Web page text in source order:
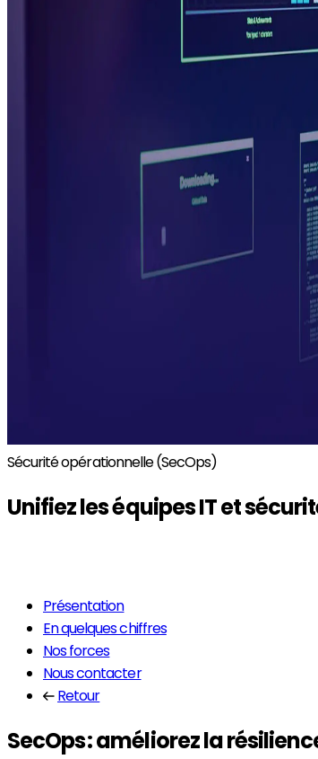
Sécurité opérationnelle (SecOps)
Unifiez les équipes IT et
Présentation
En quelques chiffres
Nos forces
Nous contacter
Retour
SecOps : améliorez la